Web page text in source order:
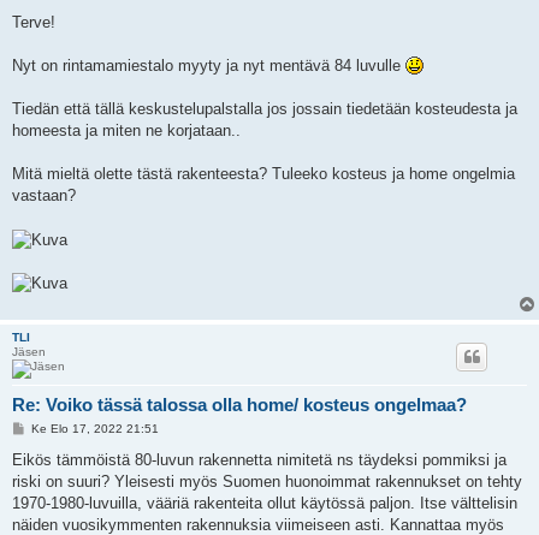
e
i
Terve!
Nyt on rintamamiestalo myyty ja nyt mentävä 84 luvulle
Tiedän että tällä keskustelupalstalla jos jossain tiedetään kosteudesta ja
homeesta ja miten ne korjataan..
Mitä mieltä olette tästä rakenteesta? Tuleeko kosteus ja home ongelmia
vastaan?
TLI
Jäsen
Re: Voiko tässä talossa olla home/ kosteus ongelmaa?
V
e
t
i
Ke Elo 17, 2022 21:51
Eikös tämmöistä 80-luvun rakennetta nimitetä ns täydeksi pommiksi ja
riski on suuri? Yleisesti myös Suomen huonoimmat rakennukset on tehty
1970-1980-luvuilla, vääriä rakenteita ollut käytössä paljon. Itse välttelisin
näiden vuosikymmenten rakennuksia viimeiseen asti. Kannattaa myös